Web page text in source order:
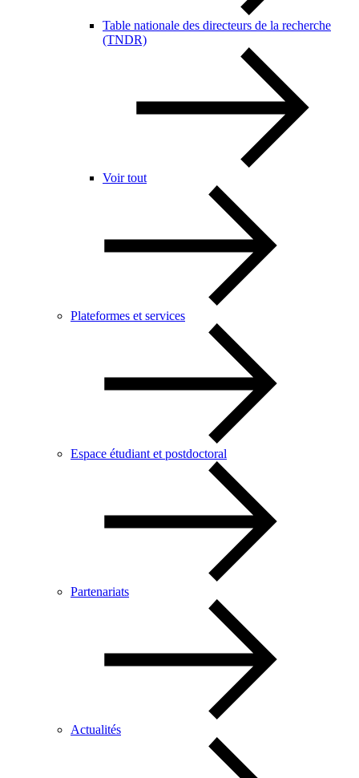
Table nationale des directeurs de la recherche
(TNDR)
Voir tout
Plateformes et services
Espace étudiant et postdoctoral
Partenariats
Actualités